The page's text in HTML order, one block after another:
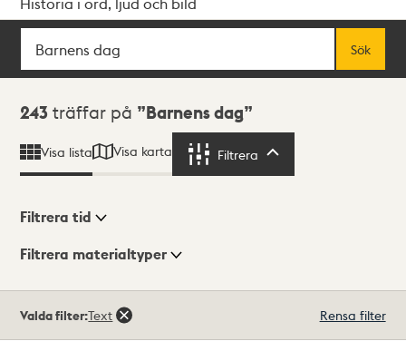
Sök
Sök
Sökresultat
243 träffar på Barnens dag
Visa lista Visa karta Filtrera
Visningsläge
Filtrera tid
Filtrera materialtyper
243träffar
Valda filter:Text Rensa filter